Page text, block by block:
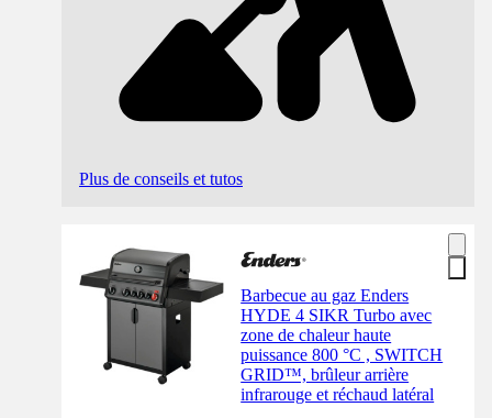
Plus de conseils et tutos
Barbecue au gaz Enders
HYDE 4 SIKR Turbo avec
zone de chaleur haute
puissance 800 °C , SWITCH
GRID™, brûleur arrière
infrarouge et réchaud latéral